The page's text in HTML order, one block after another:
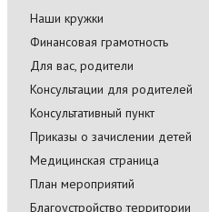
Наши кружки
Финансовая грамотность
Для вас, родители
Консультации для родителей
Консультативный пункт
Приказы о зачислении детей
Медицинская страница
План мероприятий
Благоустройство территории